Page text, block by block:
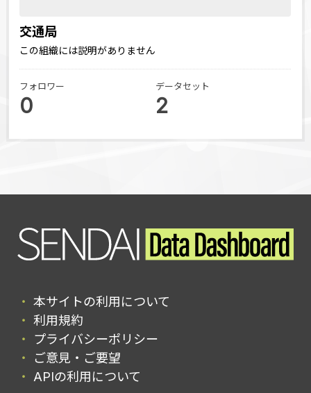
交通局
この組織には説明がありません
フォロワー
0
データセット
2
本サイトの利用について
利用規約
プライバシーポリシー
ご意見・ご要望
APIの利用について